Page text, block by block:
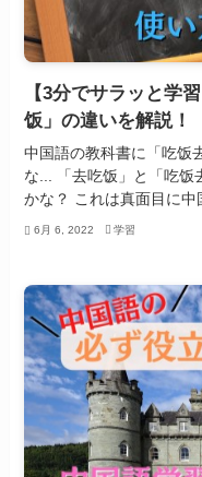
【3分でサラッと学
饭」の違いを解説！
中国語の教科書に「吃饭
な... 「去吃饭」と「吃饭
かな？ これは真面目に
6月 6, 2022 学習